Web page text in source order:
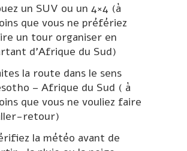
un SUV ou un 4×4 (à
que vous ne préfériez
un tour organiser en
d’Afrique du Sud)
la route dans le sens
– Afrique du Sud ( à
que vous ne vouliez faire
retour)
la météo avant de